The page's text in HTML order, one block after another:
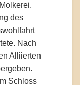
des
Nach
Alliierten
Schloss